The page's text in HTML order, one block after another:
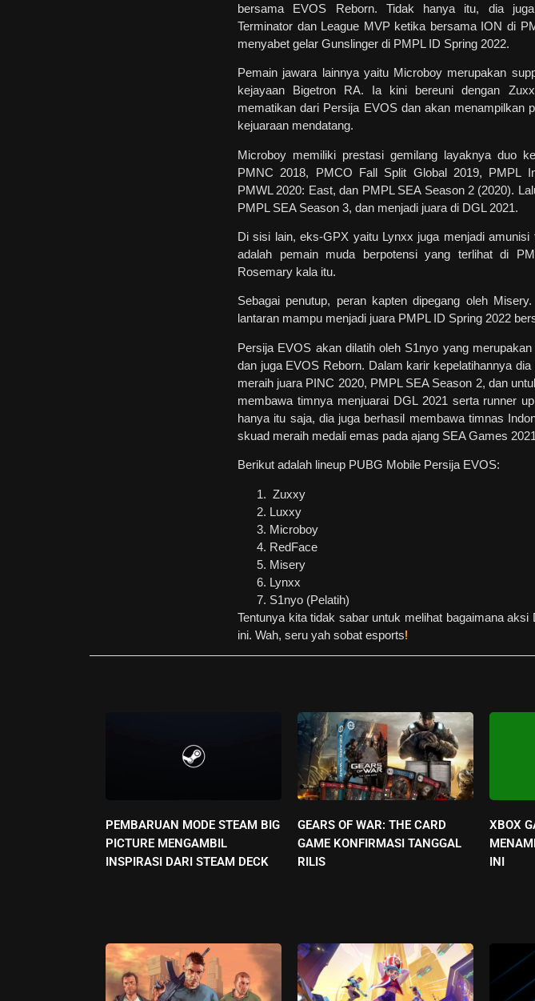
bersama EVOS Reborn. Tidak hanya itu, dia
Terminator dan League MVP ketika bersama ION di
menyabet gelar Gunslinger di PMPL ID Spring 2022.
Pemain jawara lainnya yaitu Microboy merupakan
kejayaan Bigetron RA. Ia kini bereuni dengan
mematikan dari Persija EVOS dan akan menampilkan
kejuaraan mendatang.
Microboy memiliki prestasi gemilang layaknya duo
PMNC 2018, PMCO Fall Split Global 2019, PMPL
PMWL 2020: East, dan PMPL SEA Season 2 (2020).
PMPL SEA Season 3, dan menjadi juara di DGL 2021.
Di sisi lain, eks-GPX yaitu Lynxx juga menjadi
adalah pemain muda berpotensi yang terlihat di
Rosemary kala itu.
Sebagai penutup, peran kapten dipegang oleh
lantaran mampu menjadi juara PMPL ID Spring 2022
Persija EVOS akan dilatih oleh S1nyo yang
dan juga EVOS Reborn. Dalam karir kepelatihannya
meraih juara PINC 2020, PMPL SEA Season 2, dan
membawa timnya menjuarai DGL 2021 serta runner
hanya itu saja, dia juga berhasil membawa timnas
skuad meraih medali emas pada ajang SEA Games
Berikut adalah lineup PUBG Mobile Persija EVOS:
Zuxxy
Luxxy
Microboy
RedFace
Misery
Lynxx
S1nyo (Pelatih)
Tentunya kita tidak sabar untuk melihat bagaimana aksi
ini. Wah, seru yah sobat esports!
PEMBARUAN MODE STEAM BIG
PICTURE MENGAMBIL
INSPIRASI DARI STEAM DECK
GEARS OF WAR: THE CARD
GAME KONFIRMASI TANGGAL
RILIS
XBOX
INI